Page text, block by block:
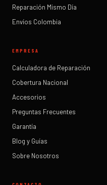
Reparación Mismo Día
Envíos Colombia
EMPRESA
Calculadora de Reparación
Cobertura Nacional
Accesorios
Preguntas Frecuentes
Garantía
Blog y Guías
Sobre Nosotros